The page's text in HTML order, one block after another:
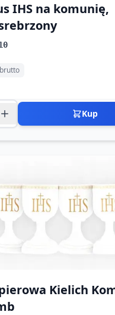
IHS na komunię,
brutto
Kup
Kielich